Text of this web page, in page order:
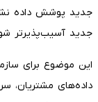
جدید پوشش داده
جدید آسیب‌پذیرتر
این موضوع برای
داده‌های مشتریان،